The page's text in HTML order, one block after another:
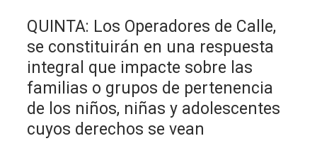
QUINTA: Los Operadores de Calle,
se constituirán en una respuesta
integral que impacte sobre las
familias o grupos de pertenencia
de los niños, niñas y adolescentes
cuyos derechos se vean